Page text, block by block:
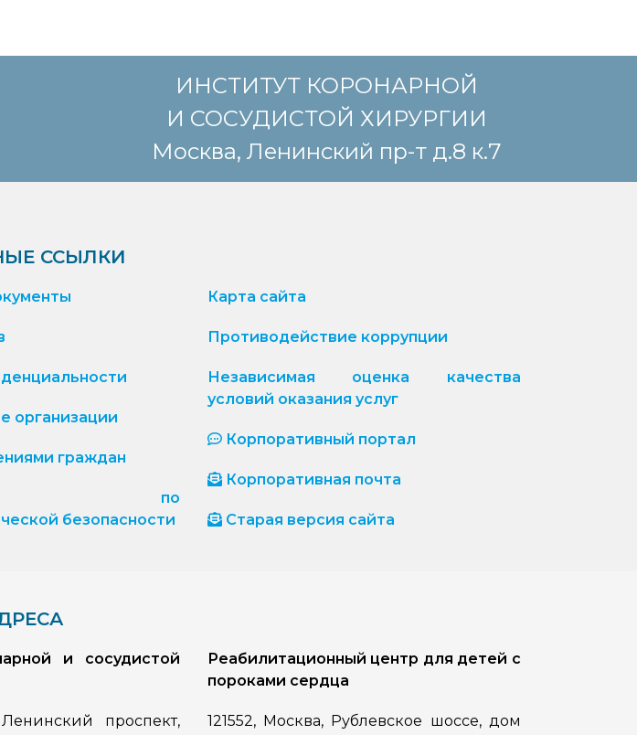
ИНСТИТУТ КОРОНАРНОЙ
И СОСУДИСТОЙ ХИРУРГИИ
Москва, Ленинский пр-т д.8 к.7
ССЫЛКИ
организации
граждан
по
безопасности
Карта сайта
Противодействие коррупции
Независимая оценка качества
условий оказания услуг
Корпоративный портал
Корпоративная почта
Старая версия сайта
и сосудистой
проспект,
Реабилитационный центр для детей с
пороками сердца
121552, Москва, Рублевское шоссе, дом